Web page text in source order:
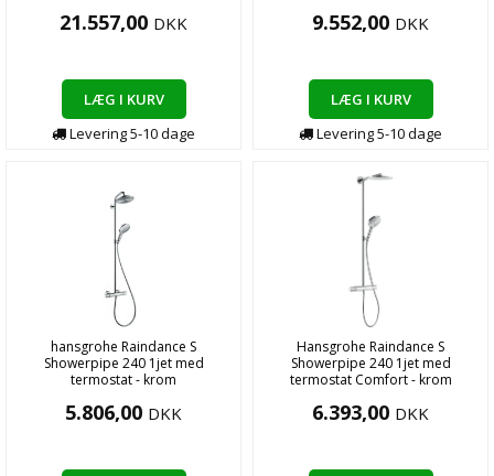
21.557,00 DKK
LÆG I KURV
Levering5-10dage
9.552,00 DKK
LÆG I KURV
Levering5-10dage
hansgrohe Raindance S
Showerpipe 240 1jet med
termostat - krom
5.806,00 DKK
Hansgrohe Raindance S
Showerpipe 240 1jet med
termostat Comfort - krom
6.393,00 DKK